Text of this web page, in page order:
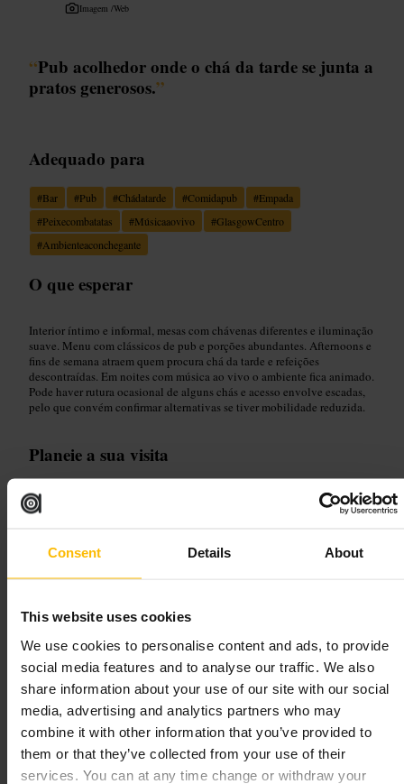
Consent Details About
This website uses cookies
We use cookies to personalise content and ads, to provide
social media features and to analyse our traffic. We also
share information about your use of our site with our social
media, advertising and analytics partners who may
combine it with other information that you’ve provided to
them or that they’ve collected from your use of their
services. You can at any time change or withdraw your
Imagem /Web
“Pub acolhedor onde o chá da tarde se junta a
pratos generosos.”
Adequado para
#Bar #Pub #Chádatarde #Comidapub #Empada
#Peixecombatatas #Músicaaovivo #GlasgowCentro
#Ambienteaconchegante
O que esperar
Interior íntimo e informal, mesas com chávenas diferentes e iluminação
suave. Menu com clássicos de pub e porções abundantes. Afternoons e
fins de semana atraem quem procura chá da tarde e refeições
descontraídas. Em noites com música ao vivo o ambiente fica animado.
Pode haver rutura ocasional de alguns chás e acesso envolve escadas,
pelo que convém confirmar alternativas se tiver mobilidade reduzida.
Planeie a sua visita
Reserve mesa se quiser chá da tarde ou jantar ao fim de semana, pois
costuma encher. Chegue um pouco mais cedo se preferir mesas junto às
e sobre acessos sem escadas se precisar. Ideal para uma refeição
informal com amigos, encontros de trabalho relaxados ou uma saída a
dois.
Mono
Comer e Beber Restaurante Restaurante Vegano e Vegetariano
Beber•Restaurante•Pizzaria•Comer e Beber•Bar
4,4
4